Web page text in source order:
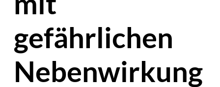
gefährlichen
Nebenwirkung